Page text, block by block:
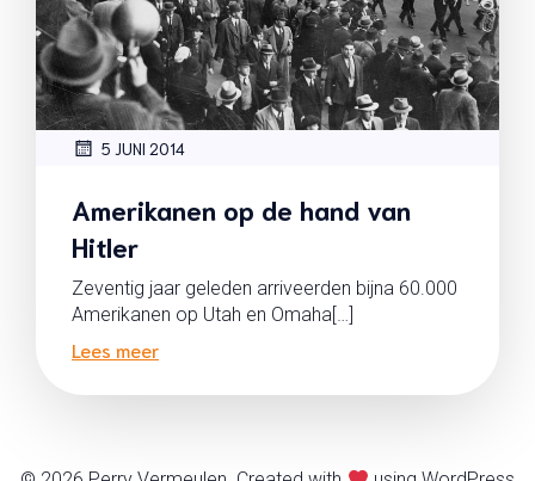
5 JUNI 2014
Amerikanen op de hand van
Hitler
Zeventig jaar geleden arriveerden bijna 60.000
Amerikanen op Utah en Omaha[…]
Lees meer